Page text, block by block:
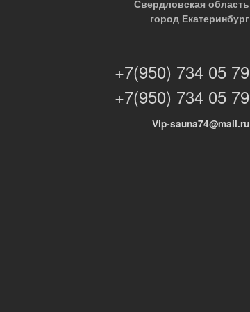
Свердловская область
город Екатеринбург
+7(950) 734 05 79
+7(950) 734 05 79
Vip-sauna74@mail.ru